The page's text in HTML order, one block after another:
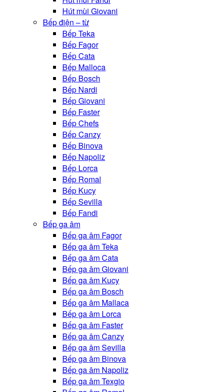
Hút mùi Giovani
Bếp điện – từ
Bếp Teka
Bếp Fagor
Bếp Cata
Bếp Malloca
Bếp Bosch
Bếp Nardi
Bếp Giovani
Bếp Faster
Bếp Chefs
Bếp Canzy
Bếp Binova
Bếp Napoliz
Bếp Lorca
Bếp Romal
Bếp Kucy
Bếp Sevilla
Bếp Fandi
Bếp ga âm
Bếp ga âm Fagor
Bếp ga âm Teka
Bếp ga âm Cata
Bếp ga âm Giovani
Bếp ga âm Kucy
Bếp ga âm Bosch
Bếp ga âm Mallaca
Bếp ga âm Lorca
Bếp ga âm Faster
Bếp ga âm Canzy
Bếp ga âm Sevilla
Bếp ga âm Binova
Bếp ga âm Napoliz
Bếp ga âm Texgio